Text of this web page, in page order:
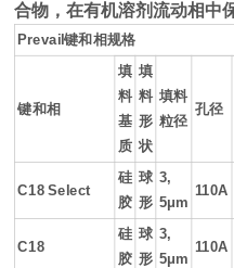
合物，在有机溶剂流动相中
Prevail键和相规格
键和相
填
料
基
质
填
料
形
状
填料
粒径
孔径
C18 Select
硅
胶
球
形
3,
5μm
110A
C18
硅
胶
球
形
3,
5μm
110A